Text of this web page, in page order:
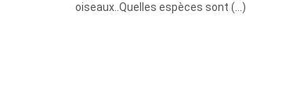
oiseaux..Quelles espèces sont (…)